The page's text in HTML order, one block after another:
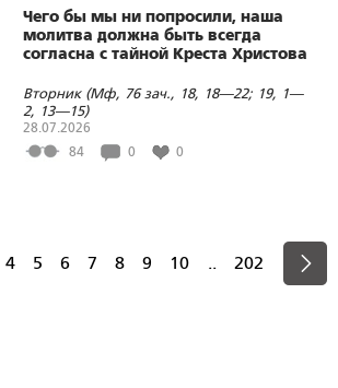
Чего бы мы ни попросили, наша
молитва должна быть всегда
согласна с тайной Креста Христова
Вторник (Мф, 76 зач., 18, 18—22; 19, 1—
2, 13—15)
28.07.2026
84
0 0
4 5 6 7 8 9 10 .. 202